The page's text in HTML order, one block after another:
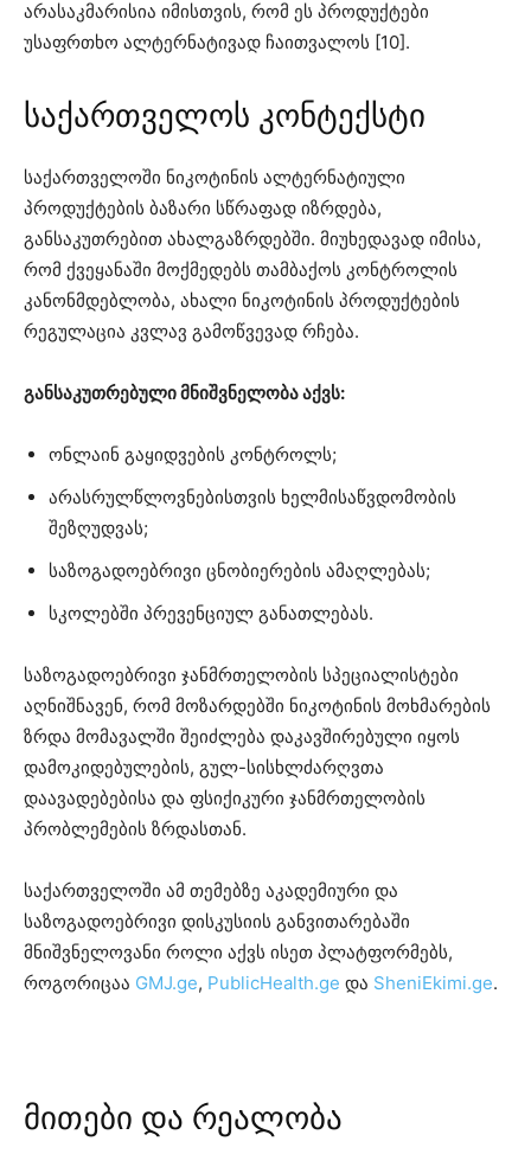
არასაკმარისია იმისთვის, რომ ეს პროდუქტები
უსაფრთხო ალტერნატივად ჩაითვალოს [10].
საქართველოს კონტექსტი
საქართველოში ნიკოტინის ალტერნატიული
პროდუქტების ბაზარი სწრაფად იზრდება,
განსაკუთრებით ახალგაზრდებში. მიუხედავად იმისა,
რომ ქვეყანაში მოქმედებს თამბაქოს კონტროლის
კანონმდებლობა, ახალი ნიკოტინის პროდუქტების
რეგულაცია კვლავ გამოწვევად რჩება.
განსაკუთრებული მნიშვნელობა აქვს:
ონლაინ გაყიდვების კონტროლს;
არასრულწლოვნებისთვის ხელმისაწვდომობის
შეზღუდვას;
საზოგადოებრივი ცნობიერების ამაღლებას;
სკოლებში პრევენციულ განათლებას.
საზოგადოებრივი ჯანმრთელობის სპეციალისტები
აღნიშნავენ, რომ მოზარდებში ნიკოტინის მოხმარების
ზრდა მომავალში შეიძლება დაკავშირებული იყოს
დამოკიდებულების, გულ-სისხლძარღვთა
დაავადებებისა და ფსიქიკური ჯანმრთელობის
პრობლემების ზრდასთან.
საქართველოში ამ თემებზე აკადემიური და
საზოგადოებრივი დისკუსიის განვითარებაში
მნიშვნელოვანი როლი აქვს ისეთ პლატფორმებს,
როგორიცაა GMJ.ge, PublicHealth.ge და SheniEkimi.ge.
მითები და რეალობა